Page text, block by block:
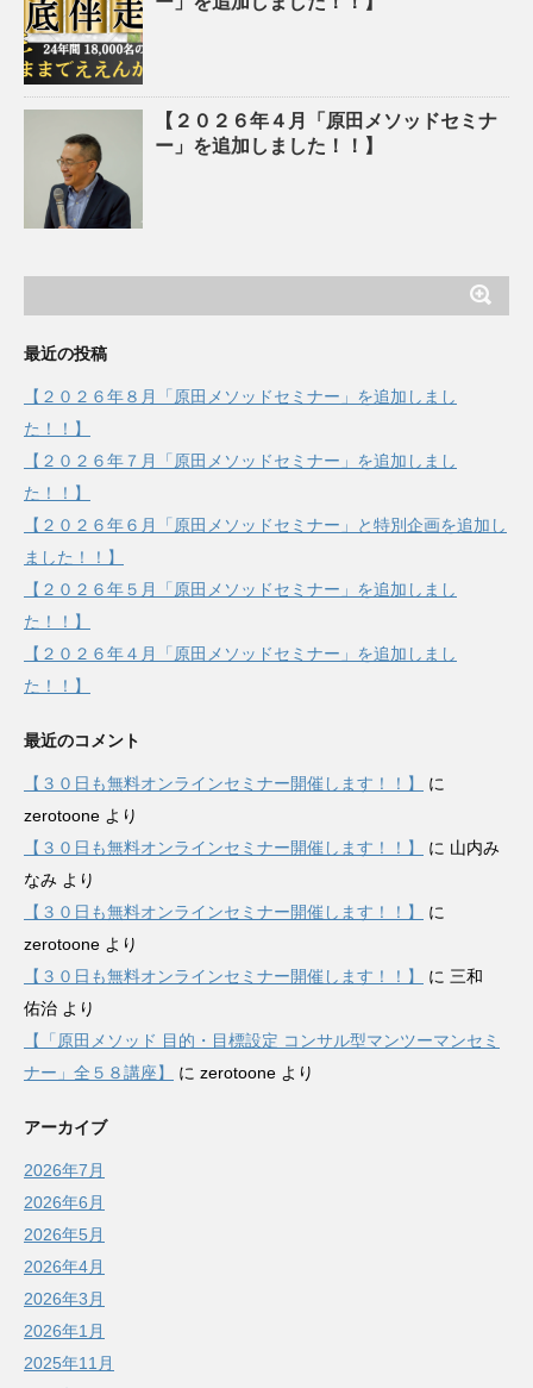
【２０２６年４月「原田メソッドセミナ
ー」を追加しました！！】
最近の投稿
【２０２６年８月「原田メソッドセミナー」を追加しまし
た！！】
【２０２６年７月「原田メソッドセミナー」を追加しまし
た！！】
【２０２６年６月「原田メソッドセミナー」と特別企画を追加し
ました！！】
【２０２６年５月「原田メソッドセミナー」を追加しまし
た！！】
【２０２６年４月「原田メソッドセミナー」を追加しまし
た！！】
最近のコメント
【３０日も無料オンラインセミナー開催します！！】
に
zerotoone より
【３０日も無料オンラインセミナー開催します！！】
に 山内み
なみ より
【３０日も無料オンラインセミナー開催します！！】
に
zerotoone より
【３０日も無料オンラインセミナー開催します！！】
に 三和
佑治 より
【「原田メソッド 目的・目標設定 コンサル型マンツーマンセミ
ナー」全５８講座】
に zerotoone より
アーカイブ
2026年7月
2026年6月
2026年5月
2026年4月
2026年3月
2026年1月
2025年11月